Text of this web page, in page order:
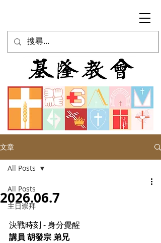
文章
All Posts
主日崇拜
All Posts
2026.06.7
決戰時刻 - 身分覺醒
講員 胡發宗 弟兄